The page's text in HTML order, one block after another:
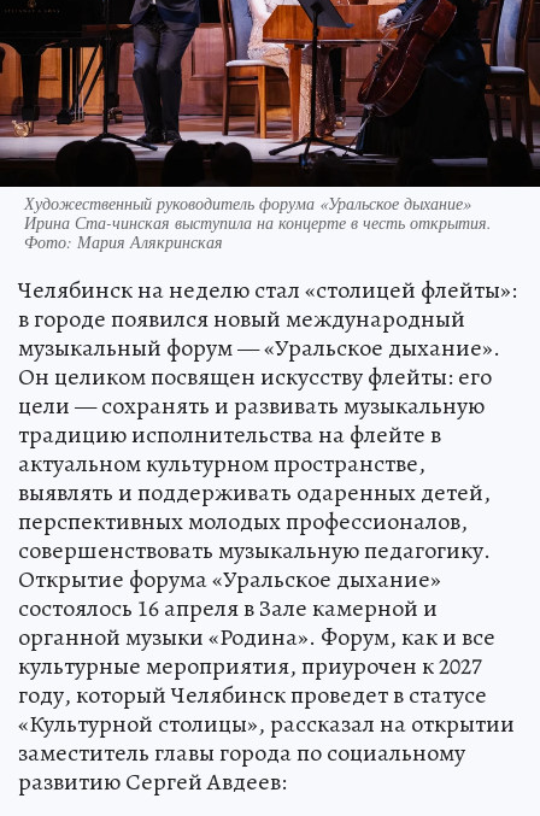
Художественный руководитель форума «Уральское дыхание»
Ирина Ста-чинская выступила на концерте в честь открытия.
Фото: Мария Алякринская
Челябинск на неделю стал «столицей флейты»:
в городе появился новый международный
музыкальный форум — «Уральское дыхание».
Он целиком посвящен искусству флейты: его
цели — сохранять и развивать музыкальную
традицию исполнительства на флейте в
актуальном культурном пространстве,
выявлять и поддерживать одаренных детей,
перспективных молодых профессионалов,
совершенствовать музыкальную педагогику.
Открытие форума «Уральское дыхание»
состоялось 16 апреля в Зале камерной и
органной музыки «Родина». Форум, как и все
культурные мероприятия, приурочен к 2027
году, который Челябинск проведет в статусе
«Культурной столицы», рассказал на открытии
заместитель главы города по социальному
развитию Сергей Авдеев: